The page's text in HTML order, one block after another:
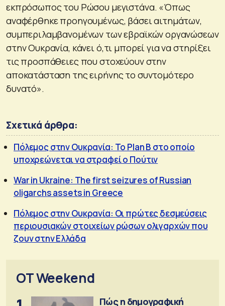
εκπρόσωπος του Ρώσου μεγιστάνα. «Όπως
αναφέρθηκε προηγουμένως, βάσει αιτημάτων,
συμπεριλαμβανομένων των εβραϊκών οργανώσεων
στην Ουκρανία, κάνει ό,τι μπορεί για να στηρίξει
τις προσπάθειες που στοχεύουν στην
αποκατάσταση της ειρήνης το συντομότερο
δυνατό».
Σχετικά άρθρα:
Πόλεμος στην Ουκρανία: Το Plan B στο οποίο
υποχρεώνεται να στραφεί ο Πούτιν
War in Ukraine: The first seizures of Russian
oligarchs assets in Greece
Πόλεμος στην Ουκρανία: Οι πρώτες δεσμεύσεις
περιουσιακών στοιχείων ρώσων ολιγαρχών που
ζουν στην Ελλάδα
OT Weekend
Πώς η δημογραφική